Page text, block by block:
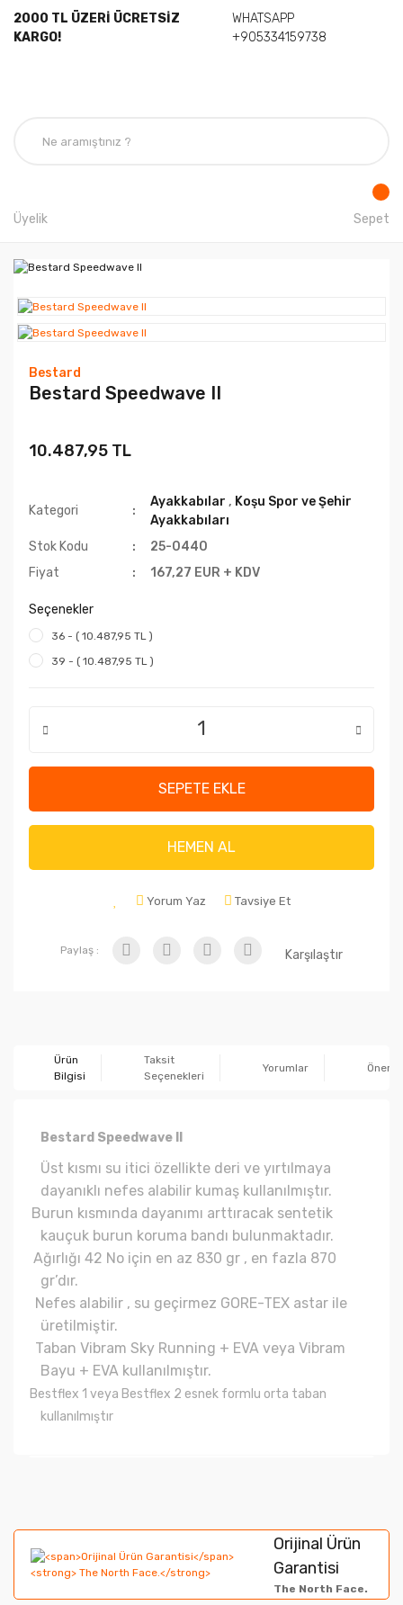
2000 TL ÜZERİ ÜCRETSİZ
KARGO!
WHATSAPP
+905334159738
Üyelik Sepet
Bestard
Bestard Speedwave II
10.487,95 TL
Kategori
Ayakkabılar , Koşu Spor ve Şehir
Ayakkabıları
Stok Kodu
25-0440
Fiyat
167,27 EUR + KDV
Seçenekler
36 - ( 10.487,95 TL )
39 - ( 10.487,95 TL )
SEPETE EKLE
HEMEN AL
Yorum Yaz Tavsiye Et
Paylaş : Karşılaştır
Ürün
Bilgisi
Taksit
Seçenekleri
Yorumlar
Bestard Speedwave II
Üst kısmı su itici özellikte deri ve yırtılmaya
dayanıklı nefes alabilir kumaş kullanılmıştır.
Burun kısmında dayanımı arttıracak sentetik
kauçuk burun koruma bandı bulunmaktadır.
Ağırlığı 42 No için en az 830 gr , en fazla 870
gr’dır.
Nefes alabilir , su geçirmez GORE-TEX astar ile
üretilmiştir.
Taban Vibram Sky Running + EVA veya Vibram
Bayu + EVA kullanılmıştır.
Bestflex 1 veya Bestflex 2 esnek formlu orta taban
kullanılmıştır
Yorum Yaz
formunu kullanarak tarafımıza iletebilirsiniz.
Görüş ve önerileriniz için teşekkür ederiz.
Orijinal Ürün
Garantisi
The North Face.